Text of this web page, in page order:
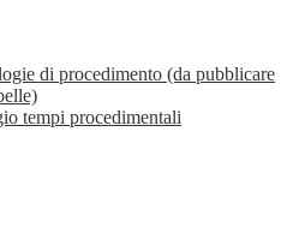
di procedimento (da pubblicare
tempi procedimentali